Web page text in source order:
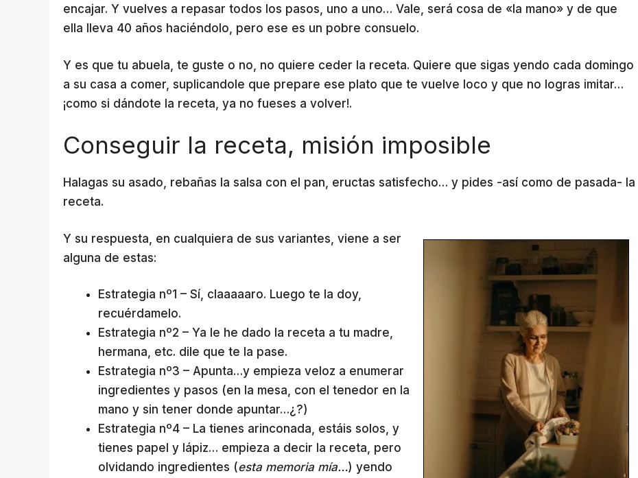
encajar. Y vuelves a repasar todos los pasos, uno a uno… Vale, será cosa de «la mano» y de que
ella lleva 40 años haciéndolo, pero ese es un pobre consuelo.
Y es que tu abuela, te guste o no, no quiere ceder la receta. Quiere que sigas yendo cada domingo
a su casa a comer, suplicandole que prepare ese plato que te vuelve loco y que no logras imitar…
¡como si dándote la receta, ya no fueses a volver!.
Conseguir la receta, misión imposible
Halagas su asado, rebañas la salsa con el pan, eructas satisfecho… y pides -así como de pasada- la
receta.
Y su respuesta, en cualquiera de sus variantes, viene a ser
alguna de estas:
Estrategia nº1 – Sí, claaaaaro. Luego te la doy,
recuérdamelo.
Estrategia nº2 – Ya le he dado la receta a tu madre,
hermana, etc. dile que te la pase.
Estrategia nº3 – Apunta…y empieza veloz a enumerar
ingredientes y pasos (en la mesa, con el tenedor en la
mano y sin tener donde apuntar…¿?)
Estrategia nº4 – La tienes arinconada, estáis solos, y
tienes papel y lápiz… empieza a decir la receta, pero
olvidando ingredientes (esta memoria mía…) yendo